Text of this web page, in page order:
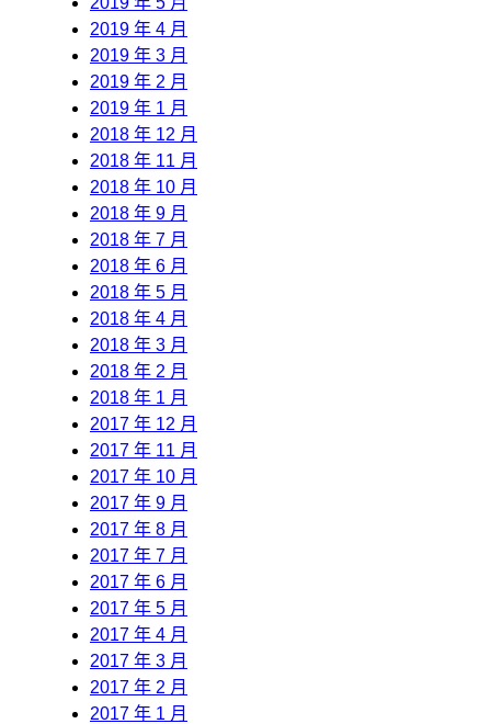
2019 年 4 月
2019 年 3 月
2019 年 2 月
2019 年 1 月
2018 年 12 月
2018 年 11 月
2018 年 10 月
2018 年 9 月
2018 年 7 月
2018 年 6 月
2018 年 5 月
2018 年 4 月
2018 年 3 月
2018 年 2 月
2018 年 1 月
2017 年 12 月
2017 年 11 月
2017 年 10 月
2017 年 9 月
2017 年 8 月
2017 年 7 月
2017 年 6 月
2017 年 5 月
2017 年 4 月
2017 年 3 月
2017 年 2 月
2017 年 1 月